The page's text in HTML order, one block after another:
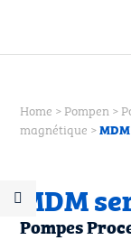
Home >Pompen >
magnétique >
MDM
Pompes